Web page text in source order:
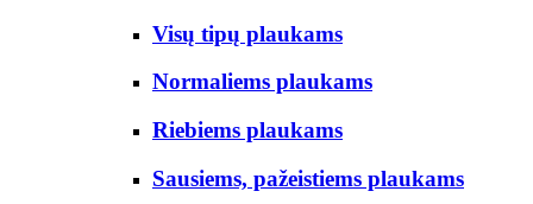
Visų tipų plaukams
Normaliems plaukams
Riebiems plaukams
Sausiems, pažeistiems plaukams